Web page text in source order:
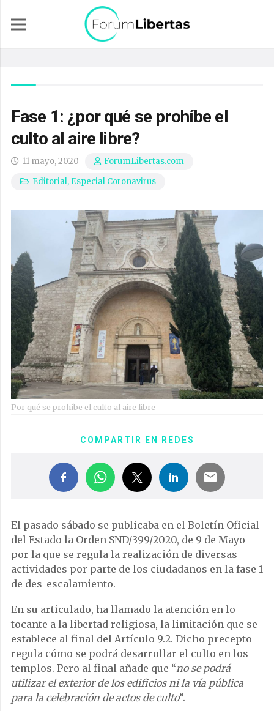
Fase 1: ¿por qué se prohíbe el
culto al aire libre?
11 mayo, 2020
ForumLibertas.com
Editorial, Especial Coronavirus
Por qué se prohíbe el culto al aire libre
COMPARTIR EN REDES
El pasado sábado se publicaba en el Boletín Oficial
del Estado la Orden SND/399/2020, de 9 de Mayo
por la que se regula la realización de diversas
actividades por parte de los ciudadanos en la fase 1
de des-escalamiento.
En su articulado, ha llamado la atención en lo
tocante a la libertad religiosa, la limitación que se
establece al final del Artículo 9.2. Dicho precepto
regula cómo se podrá desarrollar el culto en los
templos. Pero al final añade que “no se podrá
utilizar el exterior de los edificios ni la vía pública
para la celebración de actos de culto”.